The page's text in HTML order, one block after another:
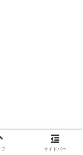
プ サイドバー